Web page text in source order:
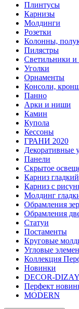
Плинтусы
Карнизы
Молдинги
Розетки
Колонны,
Пилястры
Светильники и
Уголки
Орнаменты
Консоли,
Панно
Арки и ниши
Камин
Купола
Кессоны
ГРАНИ 2020
Декоративные
Панели
Скрытое
Карниз гладкий
Карниз с
Молдинг
Обрамления
Обрамления
Статуи
Постаменты
Круговые
Угловые
Коллекция
Новинки
DECOR-
Перфект
MODERN